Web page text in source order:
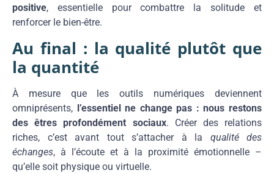
positive, essentielle pour combattre la solitude et
renforcer le bien-être.
Au final : la qualité plutôt que
la quantité
À mesure que les outils numériques deviennent
omniprésents, l’essentiel ne change pas : nous restons
des êtres profondément sociaux. Créer des relations
riches, c’est avant tout s’attacher à la qualité des
échanges, à l’écoute et à la proximité émotionnelle –
qu’elle soit physique ou virtuelle.